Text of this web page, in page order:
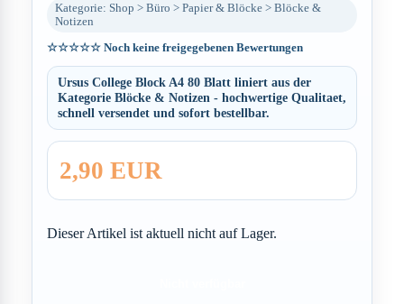
Kategorie: Shop > Büro > Papier & Blöcke > Blöcke &
Notizen
☆☆☆☆☆Noch keine freigegebenen Bewertungen
Ursus College Block A4 80 Blatt liniert aus der
Kategorie Blöcke & Notizen - hochwertige Qualitaet,
schnell versendet und sofort bestellbar.
2,90 EUR
Dieser Artikel ist aktuell nicht auf Lager.